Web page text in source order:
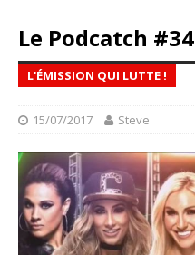
Le Podcatch #34
L'ÉMISSION QUI LUTTE !
15/07/2017 Steve